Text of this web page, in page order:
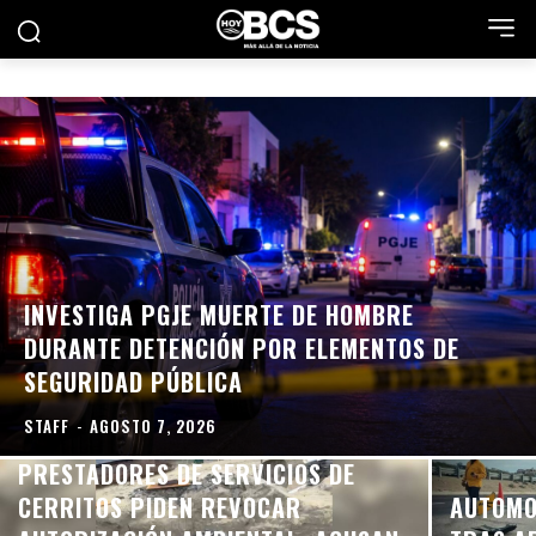
INVESTIGA PGJE MUERTE DE HOMBRE
DURANTE DETENCIÓN POR ELEMENTOS DE
SEGURIDAD PÚBLICA
STAFF - AGOSTO 7, 2026
PRESTADORES DE SERVICIOS DE
CERRITOS PIDEN REVOCAR